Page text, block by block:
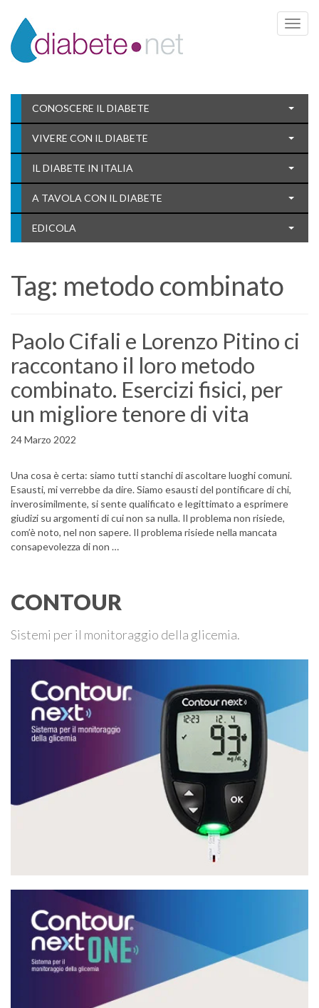
Toggle
CONOSCERE IL DIABETE
VIVERE CON IL DIABETE
IL DIABETE IN ITALIA
A TAVOLA CON IL DIABETE
EDICOLA
Tag: metodo combinato
Paolo Cifali e Lorenzo Pitino ci
raccontano il loro metodo
combinato. Esercizi fisici, per
un migliore tenore di vita
24 Marzo 2022
Una cosa è certa: siamo tutti stanchi di ascoltare luoghi comuni.
Esausti, mi verrebbe da dire. Siamo esausti del pontificare di chi,
inverosimilmente, si sente qualificato e legittimato a esprimere
giudizi su argomenti di cui non sa nulla. Il problema non risiede,
com’è noto, nel non sapere. Il problema risiede nella mancata
consapevolezza di non …
CONTOUR
Sistemi per il monitoraggio della glicemia.